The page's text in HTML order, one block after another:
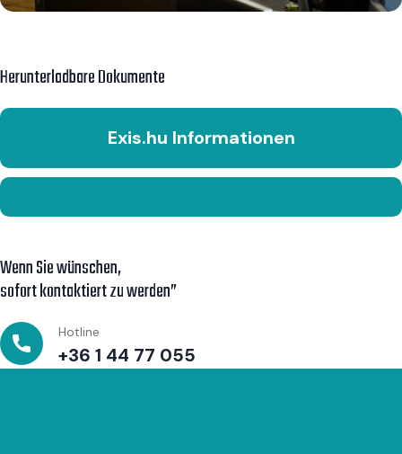
Herunterladbare Dokumente
Exis.hu Informationen
Wenn Sie wünschen,
sofort kontaktiert zu werden”
Hotline
+36 1 44 77 055